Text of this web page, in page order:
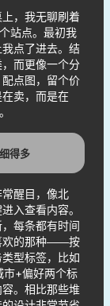
，我无聊刷着
站点。最初我
点了进去。结
而更像一个分
点图，留个价
卖，而是在
得多
醒目，像北
入查看内容。
每条都有时间
欢的那种——按
型标签，比如
市+偏好两个标
。相比那些堆